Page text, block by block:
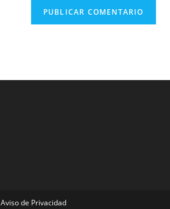
Aviso de Privacidad